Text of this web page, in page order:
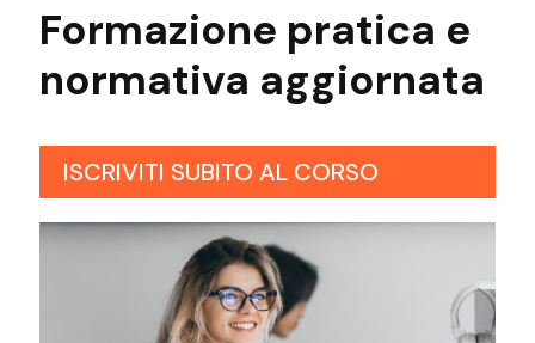
Formazione pratica e
normativa aggiornata
ISCRIVITI SUBITO AL CORSO